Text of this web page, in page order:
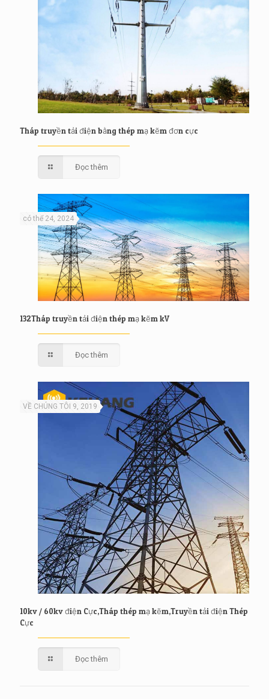
Tháp truyền tải điện bằng thép mạ kẽm đơn cực
Đọc thêm
có thể 24, 2024
132Tháp truyền tải điện thép mạ kẽm kV
Đọc thêm
VỀ CHÚNG TÔI 9, 2019
10kv / 60kv điện Cực,Tháp thép mạ kẽm,Truyền tải điện Thép
Cực
Đọc thêm